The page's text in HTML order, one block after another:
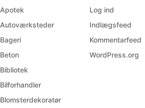
Apotek
Autoværksteder
Bageri
Beton
Bibliotek
Bilforhandler
Blomsterdekoratør
Log ind
Indlægsfeed
Kommentarfeed
WordPress.org